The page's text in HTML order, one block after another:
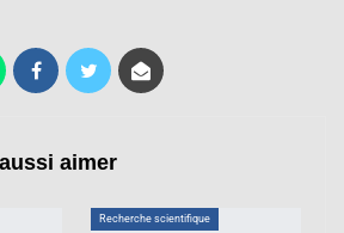
aimer
Recherche scientifique